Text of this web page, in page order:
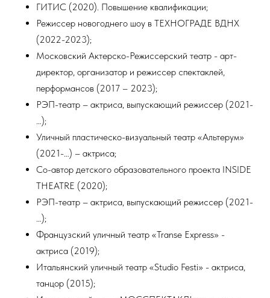
ГИТИС (2020). Повышение квалификации;
Режиссер новогоднего шоу в ТЕХНОГРАДЕ ВДНХ
(2022-2023);
Московский Актерско-Режиссерский театр - арт-
директор, организатор и режиссер спектаклей,
перформансов (2017 – 2023);
РЭП-театр – актриса, выпускающий режиссер (2021-
…);
Уличный пластическо-визуальный театр «Альтерум»
(2021-…) – актриса;
Со-автор детского образовательного проекта INSIDE
THEATRE (2020);
РЭП-театр – актриса, выпускающий режиссер (2021-
…);
Французский уличный театр «Transe Express» -
актриса (2019);
Итальянский уличный театр «Studio Festi» - актриса,
танцор (2015);